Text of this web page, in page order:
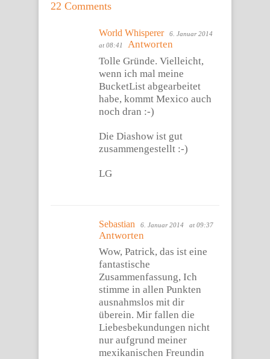
22 Comments
World Whisperer
6. Januar 2014
at 08:41
Antworten
Tolle Gründe. Vielleicht,
wenn ich mal meine
BucketList abgearbeitet
habe, kommt Mexico auch
noch dran :-)
Die Diashow ist gut
zusammengestellt :-)
LG
Sebastian 6. Januar 2014 at 09:37
Antworten
Wow, Patrick, das ist eine
fantastische
Zusammenfassung, Ich
stimme in allen Punkten
ausnahmslos mit dir
überein. Mir fallen die
Liebesbekundungen nicht
nur aufgrund meiner
mexikanischen Freundin